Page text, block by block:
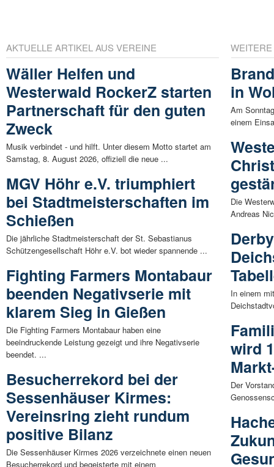
AKTUELLE ARTIKEL AUS VEREINE
Wäller Helfen und
Westerwald RockerZ starten
Partnerschaft für den guten
Zweck
Musik verbindet - und hilft. Unter diesem Motto startet am
Samstag, 8. August 2026, offiziell die neue ...
MGV Höhr e.V. triumphiert
bei Stadtmeisterschaften im
Schießen
Die jährliche Stadtmeisterschaft der St. Sebastianus
Schützengesellschaft Höhr e.V. bot wieder spannende ...
Fighting Farmers Montabaur
beenden Negativserie mit
klarem Sieg in Gießen
Die Fighting Farmers Montabaur haben eine
beeindruckende Leistung gezeigt und ihre Negativserie
beendet. ...
Besucherrekord bei der
Sessenhäuser Kirmes:
Vereinsring zieht rundum
positive Bilanz
Die Sessenhäuser Kirmes 2026 verzeichnete einen neuen
Besucherrekord und begeisterte mit einem
in
Am
einem
Die
Andreas
In einem
wird
Der